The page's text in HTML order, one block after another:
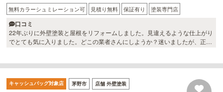
無料カラーシュミレーション可 見積り無料 保証有り 塗装専門店
口コミ
22年ぶりに外壁塗装と屋根をリフォームしました。見違えるような仕上がり
でとても気に入りました。どこの業者さんにしようか？迷いましたが、正解
キャッシュバッグ対象店 茅野市 店舗 外壁塗装